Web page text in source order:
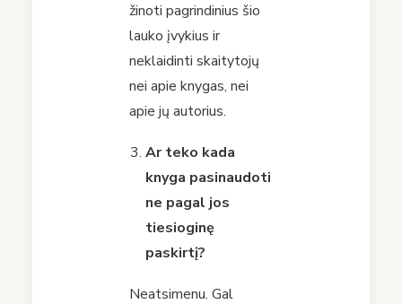
žinoti pagrindinius šio
lauko įvykius ir
neklaidinti skaitytojų
nei apie knygas, nei
apie jų autorius.
Ar teko kada
knyga pasinaudoti
ne pagal jos
tiesioginę
paskirtį?
Neatsimenu. Gal